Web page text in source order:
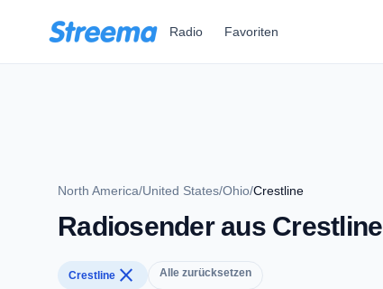
Radio Favoriten
North America/United States/Ohio/Crestline
Radiosender aus Crestline
Crestline close Alle zurücksetzen